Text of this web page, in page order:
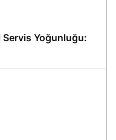
Servis Yoğunluğu: